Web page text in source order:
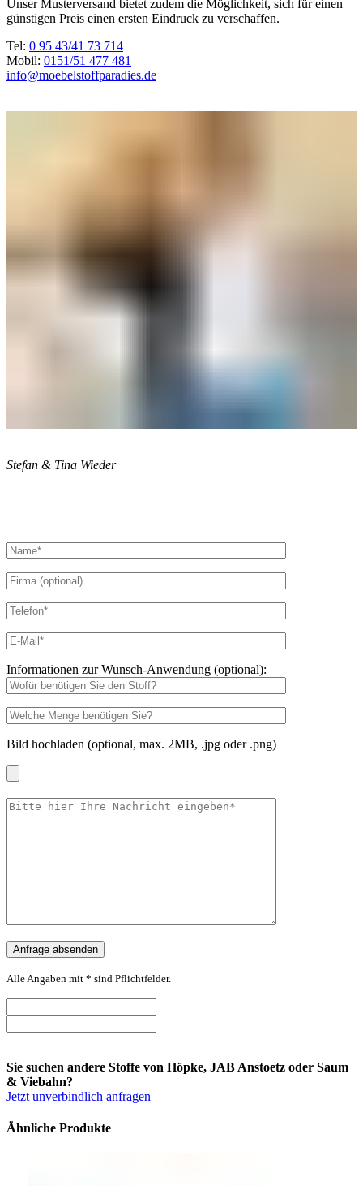
Unser Musterversand bietet zudem die Möglichkeit, sich für einen
günstigen Preis einen ersten Eindruck zu verschaffen.
Tel: 0 95 43/41 73 714
Mobil: 0151/51 477 481
info@moebelstoffparadies.de
Stefan & Tina Wieder
Informationen zur Wunsch-Anwendung (optional):
Bild hochladen (optional, max. 2MB, .jpg oder .png)
Alle Angaben mit * sind Pflichtfelder.
Sie suchen andere Stoffe von Höpke, JAB Anstoetz oder Saum
& Viebahn?
Jetzt unverbindlich anfragen
Ähnliche Produkte